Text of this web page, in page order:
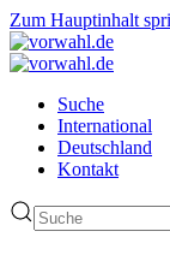
Zum Hauptinhalt
Suche
International
Deutschland
Kontakt